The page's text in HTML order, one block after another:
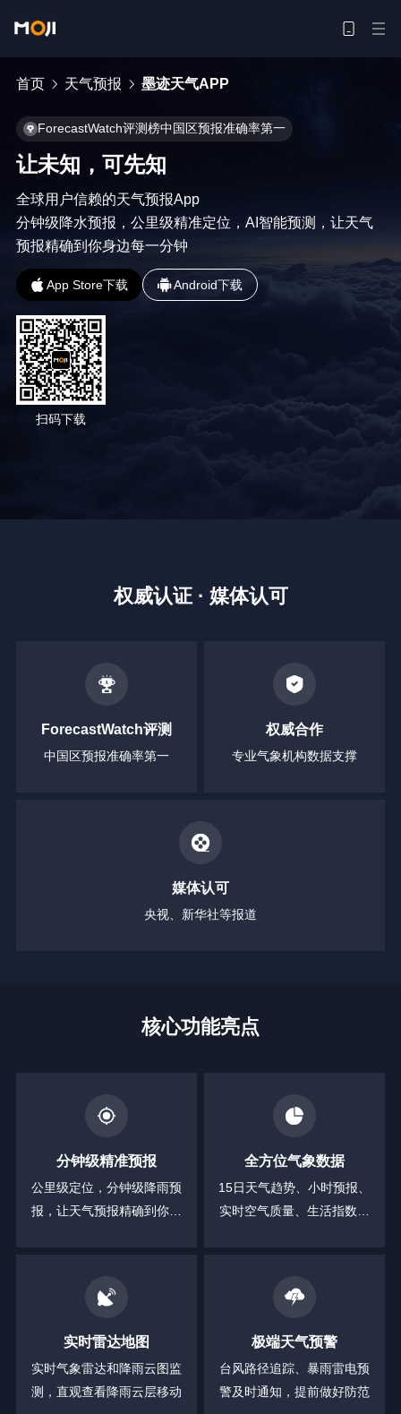
首页 天气预报 墨迹天气APP
ForecastWatch评测榜中国区预报准确率第一
让未知，可先知
全球用户信赖的天气预报App
分钟级降水预报，公里级精准定位，AI智能预测，让天气
预报精确到你身边每一分钟
App Store下载 Android下载
扫码下载
权威认证 · 媒体认可
ForecastWatch评测
中国区预报准确率第一
权威合作
专业气象机构数据支撑
媒体认可
央视、新华社等报道
核心功能亮点
分钟级精准预报
公里级定位，分钟级降雨预
报，让天气预报精确到你身
全方位气象数据
15日天气趋势、小时预报、
实时空气质量、生活指数等
实时雷达地图
实时气象雷达和降雨云图监
测，直观查看降雨云层移动
极端天气预警
台风路径追踪、暴雨雷电预
警及时通知，提前做好防范